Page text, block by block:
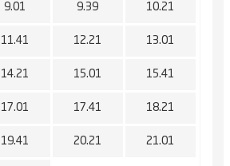
9.01 9.39 10.21
11.41 12.21 13.01
14.21 15.01 15.41
17.01 17.41 18.21
19.41 20.21 21.01